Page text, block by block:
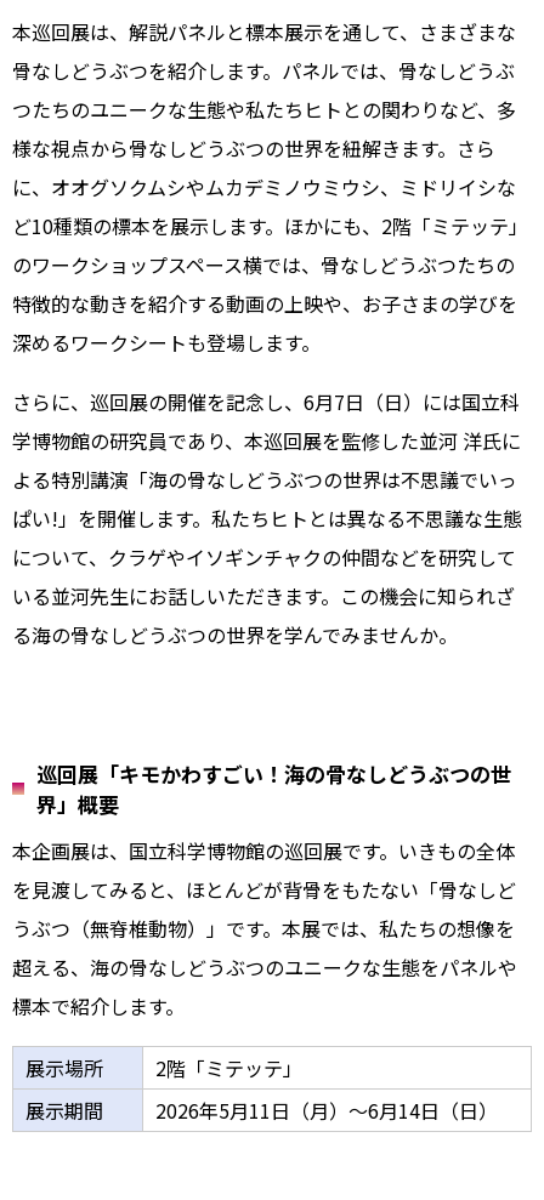
本巡回展は、解説パネルと標本展示を通して、さまざまな
骨なしどうぶつを紹介します。パネルでは、骨なしどうぶ
つたちのユニークな生態や私たちヒトとの関わりなど、多
様な視点から骨なしどうぶつの世界を紐解きます。さら
に、オオグソクムシやムカデミノウミウシ、ミドリイシな
ど10種類の標本を展示します。ほかにも、2階「ミテッテ」
のワークショップスペース横では、骨なしどうぶつたちの
特徴的な動きを紹介する動画の上映や、お子さまの学びを
深めるワークシートも登場します。
さらに、巡回展の開催を記念し、6月7日（日）には国立科
学博物館の研究員であり、本巡回展を監修した並河 洋氏に
よる特別講演「海の骨なしどうぶつの世界は不思議でいっ
ぱい!」を開催します。私たちヒトとは異なる不思議な生態
について、クラゲやイソギンチャクの仲間などを研究して
いる並河先生にお話しいただきます。この機会に知られざ
る海の骨なしどうぶつの世界を学んでみませんか。
巡回展「キモかわすごい！海の骨なしどうぶつの世
界」概要
本企画展は、国立科学博物館の巡回展です。いきもの全体
を見渡してみると、ほとんどが背骨をもたない「骨なしど
うぶつ（無脊椎動物）」です。本展では、私たちの想像を
超える、海の骨なしどうぶつのユニークな生態をパネルや
標本で紹介します。
展示場所
2階「ミテッテ」
展示期間
2026年5月11日（月）～6月14日（日）